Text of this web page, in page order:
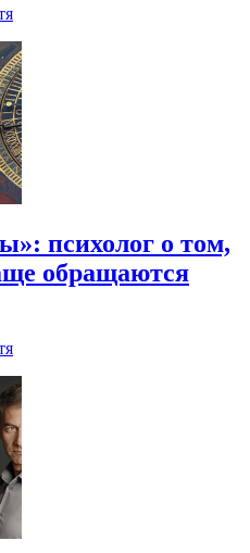
психолог о том,
обращаются